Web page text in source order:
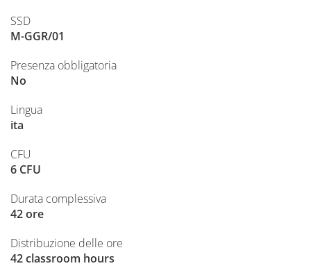
SSD
M-GGR/01
Presenza obbligatoria
No
Lingua
ita
CFU
6 CFU
Durata complessiva
42 ore
Distribuzione delle ore
42 classroom hours